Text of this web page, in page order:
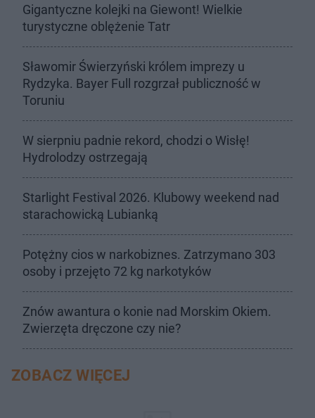
Gigantyczne kolejki na Giewont! Wielkie
turystyczne oblężenie Tatr
Sławomir Świerzyński królem imprezy u
Rydzyka. Bayer Full rozgrzał publiczność w
Toruniu
W sierpniu padnie rekord, chodzi o Wisłę!
Hydrolodzy ostrzegają
Starlight Festival 2026. Klubowy weekend nad
starachowicką Lubianką
Potężny cios w narkobiznes. Zatrzymano 303
osoby i przejęto 72 kg narkotyków
Znów awantura o konie nad Morskim Okiem.
Zwierzęta dręczone czy nie?
ZOBACZ WIĘCEJ